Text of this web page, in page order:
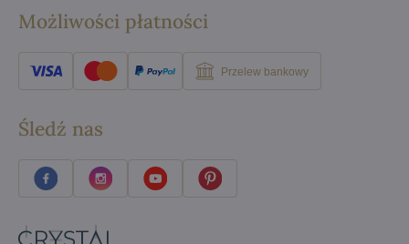
Możliwości płatności
Przelew bankowy
Śledź nas